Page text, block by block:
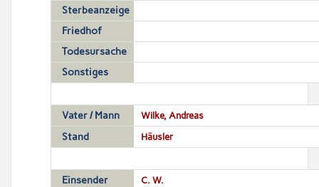
Sterbeanzeige
Friedhof
Todesursache
Sonstiges
Vater / Mann Wilke, Andreas
Stand Häusler
Einsender C. W.